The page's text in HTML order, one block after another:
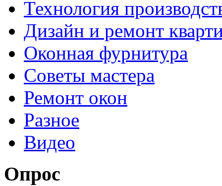
Технология
Дизайн и ремонт
Оконная фурнитура
Советы мастера
Ремонт окон
Разное
Видео
Опрос